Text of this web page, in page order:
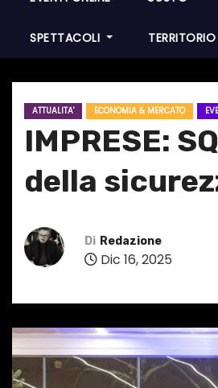
SPETTACOLI TERRITORIO
ATTUALITA' ECONOMIA & MERCATO
IMPRESE:
della
Di Redazione
Dic 16, 2025